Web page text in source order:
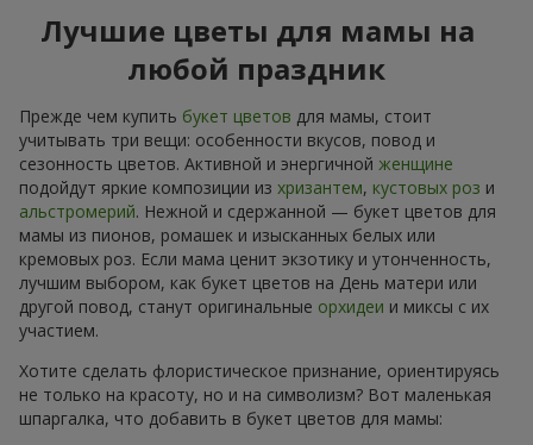
Лучшие цветы для мамы на
любой праздник
Прежде чем купить букет цветов для мамы, стоит
учитывать три вещи: особенности вкусов, повод и
сезонность цветов. Активной и энергичной женщине
подойдут яркие композиции из хризантем, кустовых роз и
альстромерий. Нежной и сдержанной — букет цветов для
мамы из пионов, ромашек и изысканных белых или
кремовых роз. Если мама ценит экзотику и утонченность,
лучшим выбором, как букет цветов на День матери или
другой повод, станут оригинальные орхидеи и миксы с их
участием.
Хотите сделать флористическое признание, ориентируясь
не только на красоту, но и на символизм? Вот маленькая
шпаргалка, что добавить в букет цветов для мамы: